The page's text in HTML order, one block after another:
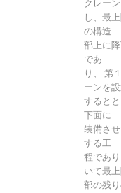
クレー
し、最
の構造
部上に
であ
り、 第
ーンを
すると
下面に
装備さ
する工
程であ
いて最
部の残